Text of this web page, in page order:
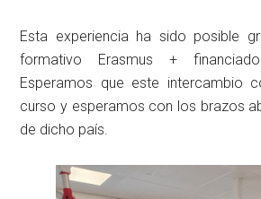
Esta experiencia ha sido posible
formativo Erasmus +
Esperamos que este intercambio
curso y esperamos con los brazos
de dicho país.